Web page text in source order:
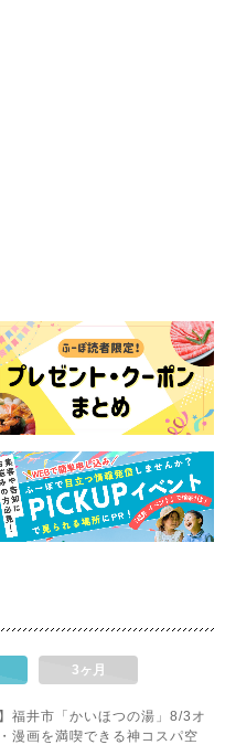
3ヶ月
福井市「かいほつの湯」8/3オ
漫画を満喫できる神コスパ空